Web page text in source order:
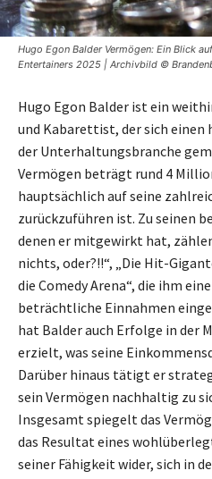
Hugo Egon Balder Vermögen: Ein Blick
Entertainers 2025 | Archivbild ©
Hugo Egon Balder ist ein
und Kabarettist, der sich einen
der Unterhaltungsbranche
Vermögen beträgt rund 4
hauptsächlich auf seine
zurückzuführen ist. Zu seinen
denen er mitgewirkt hat,
nichts, oder?!!“, „Die Hit-
die Comedy Arena“, die ihm
beträchtliche Einnahmen
hat Balder auch Erfolge in der
erzielt, was seine
Darüber hinaus tätigt er
sein Vermögen nachhaltig zu
Insgesamt spiegelt das
das Resultat eines
seiner Fähigkeit wider, sich in